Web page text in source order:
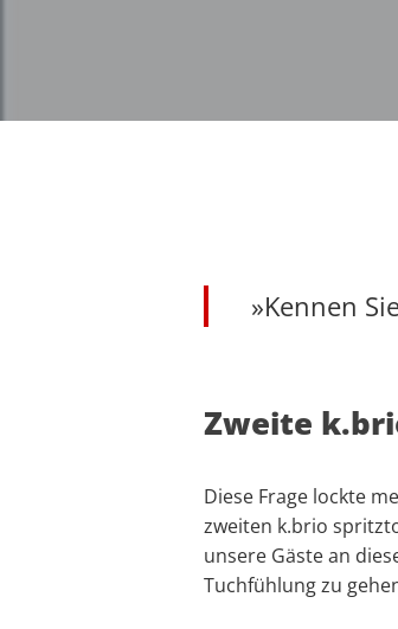
»Kennen
Zweite
Diese Frage lockte
zweiten k.brio
unsere Gäste an
Tuchfühlung zu